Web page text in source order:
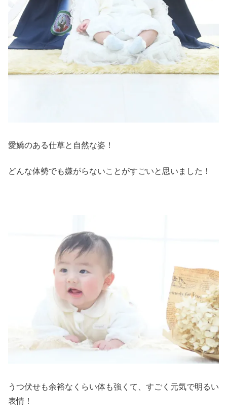
愛嬌のある仕草と自然な姿！
どんな体勢でも嫌がらないことがすごいと思いました！
うつ伏せも余裕なくらい体も強くて、すごく元気で明るい
表情！